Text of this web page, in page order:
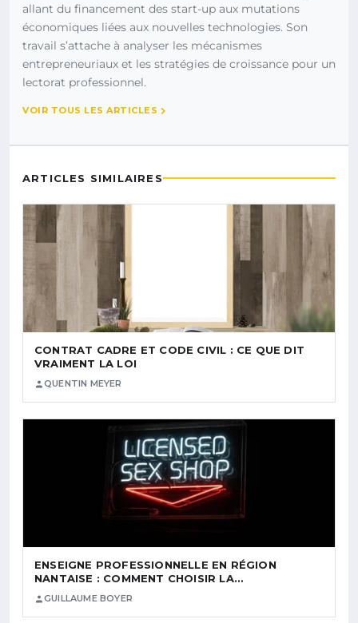
allant du financement des start-up aux mutations
économiques liées aux nouvelles technologies. Son
travail s’attache à analyser les mécanismes
entrepreneuriaux et les stratégies de croissance pour un
lectorat professionnel.
VOIR TOUS LES ARTICLES
ARTICLES SIMILAIRES
CONTRAT CADRE ET CODE CIVIL : CE QUE DIT
VRAIMENT LA LOI
QUENTIN MEYER
ENSEIGNE PROFESSIONNELLE EN RÉGION
NANTAISE : COMMENT CHOISIR LA…
GUILLAUME BOYER